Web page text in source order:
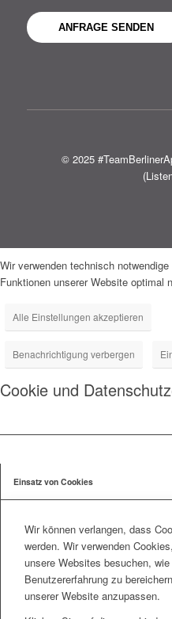
© 2025
Wir verwenden technisch
Funktionen unserer Website optimal
Alle Einstellungen akzeptieren
Benachrichtigung verbergen
Cookie und
Einsatz von Cookies
Wir können verlangen, dass
werden. Wir verwenden
unsere Websites besuchen,
Benutzererfahrung zu
unserer Website anzupassen.